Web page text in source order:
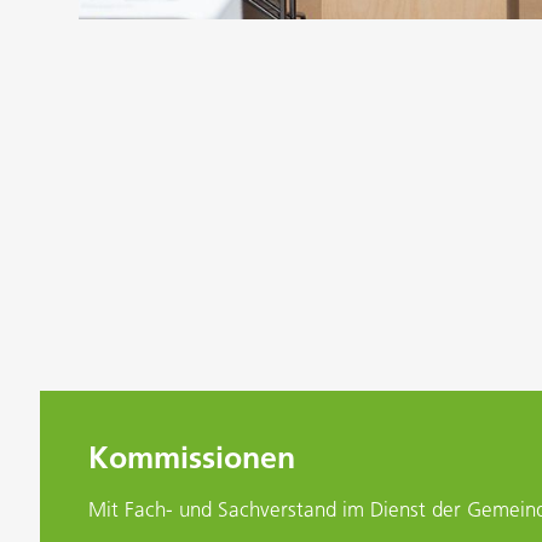
Kommissionen
Mit Fach- und Sachverstand im Dienst der